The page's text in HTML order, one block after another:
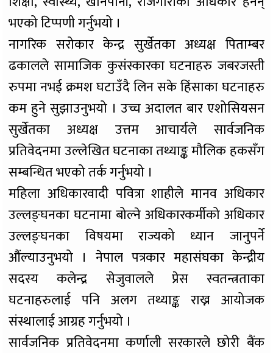
भएको टिप्पणी गर्नुभयो ।
नागरिक सरोकार केन्द्र सुर्खेतका अध्यक्ष पिताम्बर
ढकालले सामाजिक कुसंस्कारका घटनाहरु जबरजस्ती
रुपमा नभई क्रमश घटाउँदै लिन सके हिंसाका घटनाहरु
कम हुने सुझाउनुभयो । उच्च अदालत बार एशोसियसन
सुर्खेतका अध्यक्ष उत्तम आचार्यले सार्वजनिक
प्रतिवेदनमा उल्लेखित घटनाका तथ्याङ्क मौलिक हकसँग
सम्बन्धित भएको तर्क गर्नुभयो ।
महिला अधिकारवादी पवित्रा शाहीले मानव अधिकार
उल्लङ्घनका घटनामा बोल्ने अधिकारकर्मीको अधिकार
उल्लङ्घनका विषयमा राज्यको ध्यान जानुपर्ने
औंल्याउनुभयो । नेपाल पत्रकार महासंघका केन्द्रीय
सदस्य कलेन्द्र सेजुवालले प्रेस स्वतन्त्रताका
घटनाहरुलाई पनि अलग तथ्याङ्क राख्न आयोजक
संस्थालाई आग्रह गर्नुभयो ।
सार्वजनिक प्रतिवेदनमा कर्णाली सरकारले छोरी बैंक